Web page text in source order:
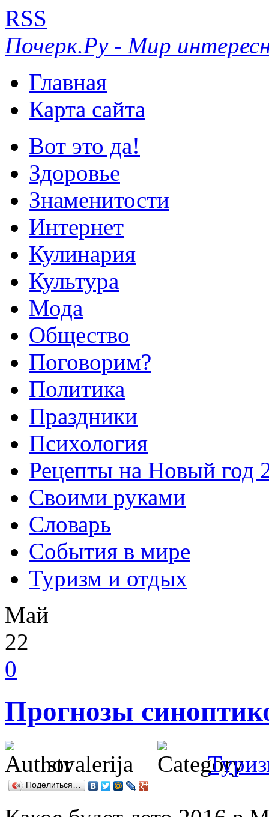
RSS
Почерк.Ру - Мир
Главная
Карта сайта
Вот это да!
Здоровье
Знаменитости
Интернет
Кулинария
Культура
Мода
Общество
Поговорим?
Политика
Праздники
Психология
Рецепты на Новый год
Своими руками
Словарь
События в мире
Туризм и отдых
Май
22
0
Прогнозы
stvalerija
Поделиться…